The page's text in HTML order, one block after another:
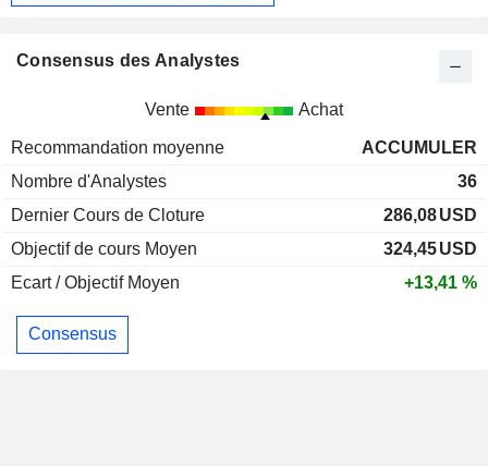
Consensus des Analystes
Vente Achat
Recommandation moyenne
ACCUMULER
Nombre d'Analystes
36
Dernier Cours de Cloture
286,08USD
Objectif de cours Moyen
324,45USD
Ecart / Objectif Moyen
+13,41 %
Consensus